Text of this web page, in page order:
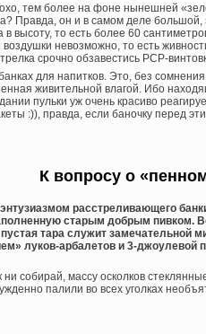
тем более на фоне нынешней
Правда, он и в самом деле большой,
то есть более 60
невозможно, то есть
срочно обзавестись PCP-
для напитков. Это, без
живительной влагой. Ибо
пульки уж очень красиво
:)), правда, если баночку перед
К вопросу о
расстреливающего
старым добрым пивком.
тара служит замечательной
луков-арбалетов и 3-
собирай, массу осколков
палили во всех уголках